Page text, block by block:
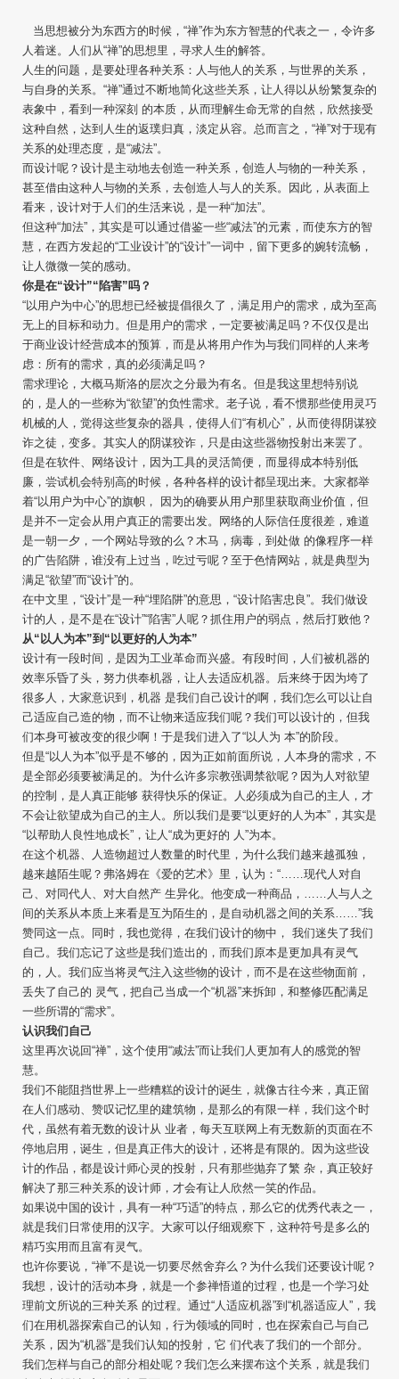
当思想被分为东西方的时候，“禅”作为东方智慧的代表之一，令许多
人着迷。人们从“禅”的思想里，寻求人生的解答。
人生的问题，是要处理各种关系：人与他人的关系，与世界的关系，
与自身的关系。“禅”通过不断地简化这些关系，让人得以从纷繁复杂的
表象中，看到一种深刻 的本质，从而理解生命无常的自然，欣然接受
这种自然，达到人生的返璞归真，淡定从容。总而言之，“禅”对于现有
关系的处理态度，是“减法”。
而设计呢？设计是主动地去创造一种关系，创造人与物的一种关系，
甚至借由这种人与物的关系，去创造人与人的关系。因此，从表面上
看来，设计对于人们的生活来说，是一种“加法”。
但这种“加法”，其实是可以通过借鉴一些“减法”的元素，而使东方的智
慧，在西方发起的“工业设计”的“设计”一词中，留下更多的婉转流畅，
让人微微一笑的感动。
你是在“设计”“陷害”吗？
“以用户为中心”的思想已经被提倡很久了，满足用户的需求，成为至高
无上的目标和动力。但是用户的需求，一定要被满足吗？不仅仅是出
于商业设计经营成本的预算，而是从将用户作为与我们同样的人来考
虑：所有的需求，真的必须满足吗？
需求理论，大概马斯洛的层次之分最为有名。但是我这里想特别说
的，是人的一些称为“欲望”的负性需求。老子说，看不惯那些使用灵巧
机械的人，觉得这些复杂的器具，使得人们“有机心”，从而使得阴谋狡
诈之徒，变多。其实人的阴谋狡诈，只是由这些器物投射出来罢了。
但是在软件、网络设计，因为工具的灵活简便，而显得成本特别低
廉，尝试机会特别高的时候，各种各样的设计都呈现出来。大家都举
着“以用户为中心”的旗帜， 因为的确要从用户那里获取商业价值，但
是并不一定会从用户真正的需要出发。网络的人际信任度很差，难道
是一朝一夕，一个网站导致的么？木马，病毒，到处做 的像程序一样
的广告陷阱，谁没有上过当，吃过亏呢？至于色情网站，就是典型为
满足“欲望”而“设计”的。
在中文里，“设计”是一种“埋陷阱”的意思，“设计陷害忠良”。我们做设
计的人，是不是在“设计”“陷害”人呢？抓住用户的弱点，然后打败他？
从“以人为本”到“以更好的人为本”
设计有一段时间，是因为工业革命而兴盛。有段时间，人们被机器的
效率乐昏了头，努力供奉机器，让人去适应机器。后来终于因为垮了
很多人，大家意识到，机器 是我们自己设计的啊，我们怎么可以让自
己适应自己造的物，而不让物来适应我们呢？我们可以设计的，但我
们本身可被改变的很少啊！于是我们进入了“以人为 本”的阶段。
但是“以人为本”似乎是不够的，因为正如前面所说，人本身的需求，不
是全部必须要被满足的。为什么许多宗教强调禁欲呢？因为人对欲望
的控制，是人真正能够 获得快乐的保证。人必须成为自己的主人，才
不会让欲望成为自己的主人。所以我们是要“以更好的人为本”，其实是
“以帮助人良性地成长”，让人“成为更好的 人”为本。
在这个机器、人造物超过人数量的时代里，为什么我们越来越孤独，
越来越陌生呢？弗洛姆在《爱的艺术》里，认为：“……现代人对自
己、对同代人、对大自然产 生异化。他变成一种商品，……人与人之
间的关系从本质上来看是互为陌生的，是自动机器之间的关系……”我
赞同这一点。同时，我也觉得，在我们设计的物中， 我们迷失了我们
自己。我们忘记了这些是我们造出的，而我们原本是更加具有灵气
的，人。我们应当将灵气注入这些物的设计，而不是在这些物面前，
丢失了自己的 灵气，把自己当成一个“机器”来拆卸，和整修匹配满足
一些所谓的“需求”。
认识我们自己
这里再次说回“禅”，这个使用“减法”而让我们人更加有人的感觉的智
慧。
我们不能阻挡世界上一些糟糕的设计的诞生，就像古往今来，真正留
在人们感动、赞叹记忆里的建筑物，是那么的有限一样，我们这个时
代，虽然有着无数的设计从 业者，每天互联网上有无数新的页面在不
停地启用，诞生，但是真正伟大的设计，还将是有限的。因为这些设
计的作品，都是设计师心灵的投射，只有那些抛弃了繁 杂，真正较好
解决了那三种关系的设计师，才会有让人欣然一笑的作品。
如果说中国的设计，具有一种“巧适”的特点，那么它的优秀代表之一，
就是我们日常使用的汉字。大家可以仔细观察下，这种符号是多么的
精巧实用而且富有灵气。
也许你要说，“禅”不是说一切要尽然舍弃么？为什么我们还要设计呢？
我想，设计的活动本身，就是一个参禅悟道的过程，也是一个学习处
理前文所说的三种关系 的过程。通过“人适应机器”到“机器适应人”，我
们在用机器探索自己的认知，行为领域的同时，也在探索自己与自己
关系，因为“机器”是我们认知的投射，它 们代表了我们的一个部分。
我们怎样与自己的部分相处呢？我们怎么来摆布这个关系，就是我们